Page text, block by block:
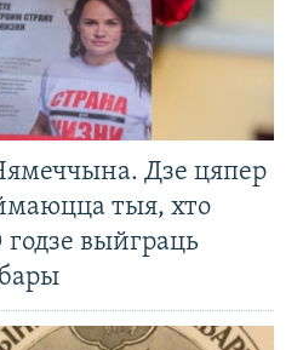
Дзе цяпер
тыя, хто
выйграць